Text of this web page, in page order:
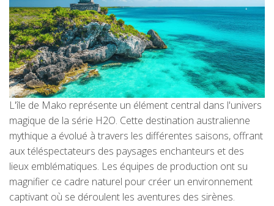
L'île de Mako représente un élément central dans l'univers
magique de la série H2O. Cette destination australienne
mythique a évolué à travers les différentes saisons, offrant
aux téléspectateurs des paysages enchanteurs et des
lieux emblématiques. Les équipes de production ont su
magnifier ce cadre naturel pour créer un environnement
captivant où se déroulent les aventures des sirènes.